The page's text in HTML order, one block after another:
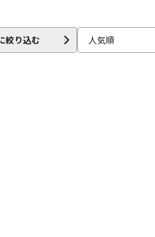
絞り込む 人気順